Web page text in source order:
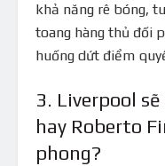
khả năng rê bóng,
toang hàng thủ đối
huống dứt điểm
3. Liverpool
hay Roberto
phong?